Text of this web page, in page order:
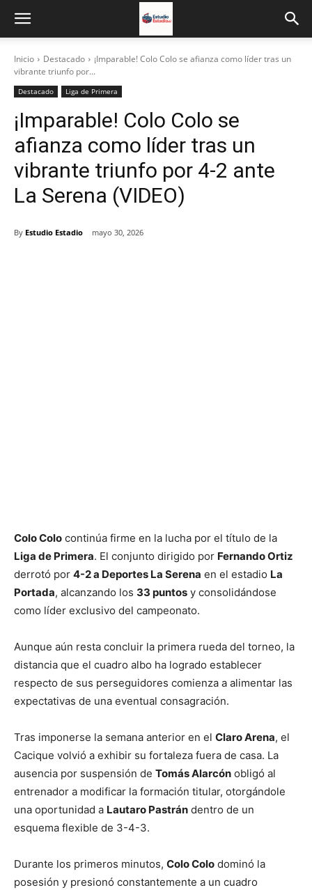
Inicio Destacado
¡Imparable! Colo Colo se afianza como líder tras un
vibrante triunfo por...
Destacado Liga de Primera
¡Imparable! Colo Colo se
afianza como líder tras un
vibrante triunfo por 4-2 ante
La Serena (VIDEO)
By Estudio Estadio mayo 30, 2026
Colo Colo continúa firme en la lucha por el título de la
Liga de Primera. El conjunto dirigido por Fernando Ortiz
derrotó por 4-2 a Deportes La Serena en el estadio La
Portada, alcanzando los 33 puntos y consolidándose
como líder exclusivo del campeonato.
Aunque aún resta concluir la primera rueda del torneo, la
distancia que el cuadro albo ha logrado establecer
respecto de sus perseguidores comienza a alimentar las
expectativas de una eventual consagración.
Tras imponerse la semana anterior en el Claro Arena, el
Cacique volvió a exhibir su fortaleza fuera de casa. La
ausencia por suspensión de Tomás Alarcón obligó al
entrenador a modificar la formación titular, otorgándole
una oportunidad a Lautaro Pastrán dentro de un
esquema flexible de 3-4-3.
Durante los primeros minutos, Colo Colo dominó la
posesión y presionó constantemente a un cuadro